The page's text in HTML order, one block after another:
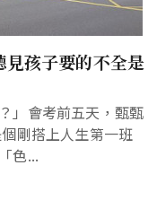
見孩子要的不全是
」會考前五天，甄甄
剛搭上人生第一班
色...